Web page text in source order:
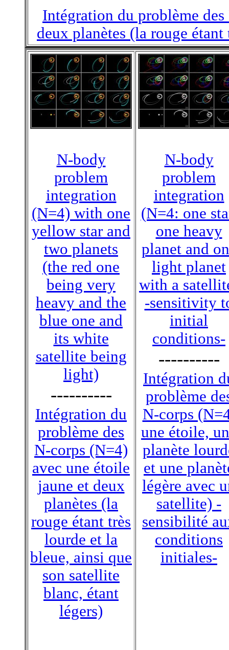
Intégration du problème
deux planètes (la rouge
N-body
problem
integration
(N=4) with one
yellow star and
two planets
(the red one
being very
heavy and the
blue one and
its white
satellite being
light)
----------
Intégration du
problème des
N-corps (N=4)
avec une étoile
jaune et deux
planètes (la
rouge étant très
lourde et la
bleue, ainsi que
son satellite
blanc, étant
légers)
N-body
problem
integration
(N=4: one
one heavy
planet and
light planet
with a
-sensitivity
initial
conditions-
----------
Intégration
problème
N-corps
une étoile,
planète
et une
légère avec
satellite) -
sensibilité
conditions
initiales-